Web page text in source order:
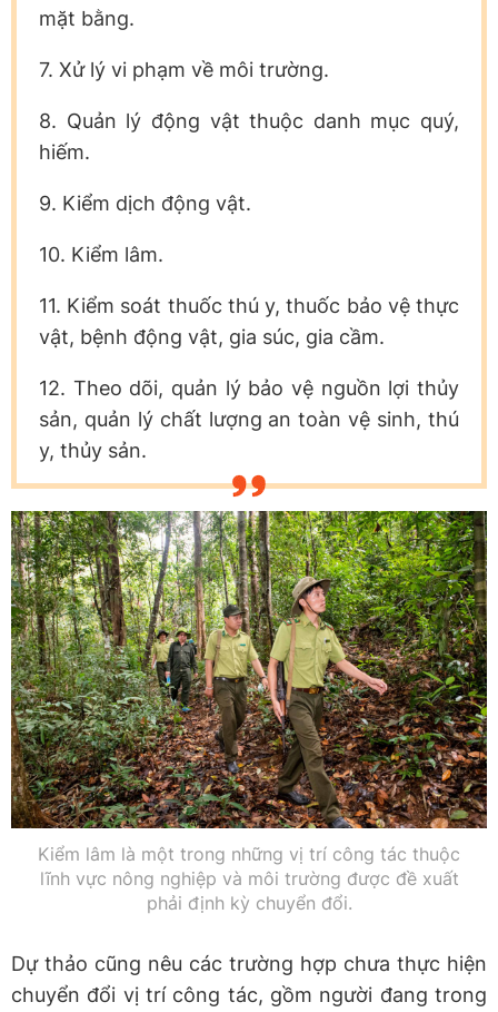
mặt bằng.
7. Xử lý vi phạm về môi trường.
8. Quản lý động vật thuộc danh mục quý,
hiếm.
9. Kiểm dịch động vật.
10. Kiểm lâm.
11. Kiểm soát thuốc thú y, thuốc bảo vệ thực
vật, bệnh động vật, gia súc, gia cầm.
12. Theo dõi, quản lý bảo vệ nguồn lợi thủy
sản, quản lý chất lượng an toàn vệ sinh, thú
y, thủy sản.
Kiểm lâm là một trong những vị trí công tác thuộc
lĩnh vực nông nghiệp và môi trường được đề xuất
phải định kỳ chuyển đổi.
Dự thảo cũng nêu các trường hợp chưa thực hiện
chuyển đổi vị trí công tác, gồm người đang trong